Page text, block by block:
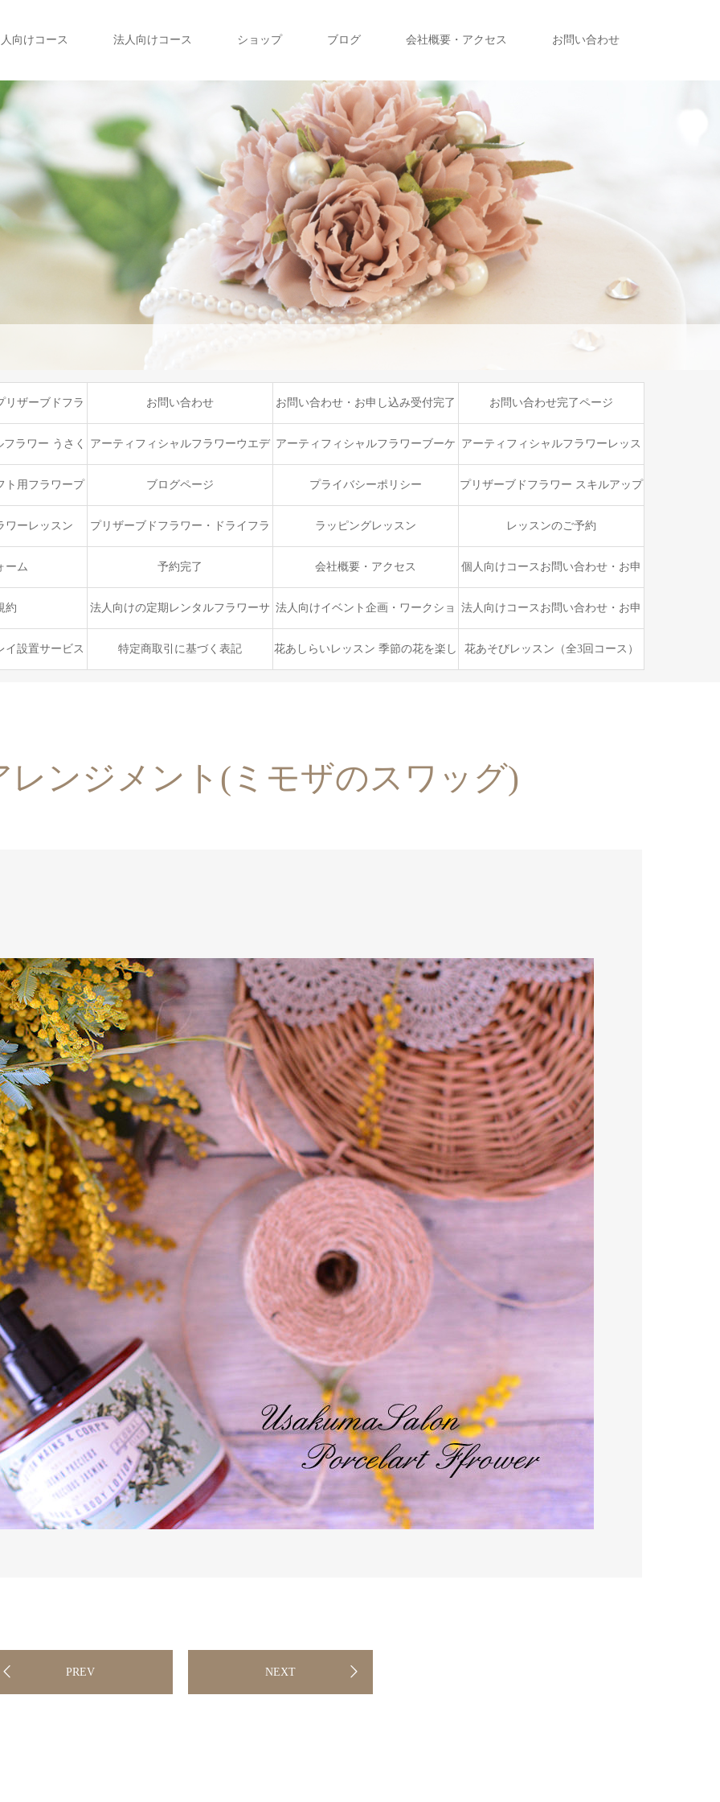
向けコース 法人向けコース ショップ ブログ 会社概要・アクセス お問い合わせ
リザーブドフラ
ス
お問い合わせ お問い合わせ・お申し込み受付完了
ページ
お問い合わせ完了ページ
ラワー うさく
コース（ベーシ
アーティフィシャルフラワーウエデ
ィングブーケプロフェッショナルコ
ース
アーティフィシャルフラワーブーケ
スキルアップレッスン
アーティフィシャルフラワーレッス
ン
ト用フラワープ ブログページ プライバシーポリシー プリザーブドフラワー スキルアップ
ブーケレッスン
ワーレッスン プリザーブドフラワー・ドライフラ
ワー ハンドメイドコース
ラッピングレッスン レッスンのご予約
ーム 予約完了 会社概要・アクセス 個人向けコースお問い合わせ・お申
し込みフォーム
約 法人向けの定期レンタルフラワーサ
ービス
法人向けイベント企画・ワークショ
ップ・出張レッスン
法人向けコースお問い合わせ・お申
し込みフォーム
イ設置サービス 特定商取引に基づく表記 花あしらいレッスン 季節の花を楽し 花あそびレッスン（全3回コース）
レンジメント(ミモザのスワッグ)
PREV NEXT